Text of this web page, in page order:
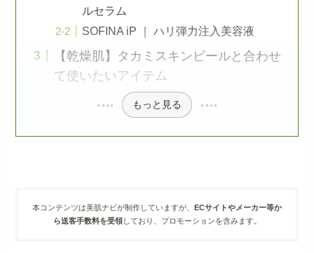
ルセラム
SOFINA iP ｜ ハリ弾力注入美容液
【乾燥肌】タカミスキンピールと合わせ
て使いたいアイテム
もっと見る
本コンテンツは美肌ナビが制作していますが、 ECサイトやメーカー等か
ら送客手数料を受領しており、プロモーションを含みます。